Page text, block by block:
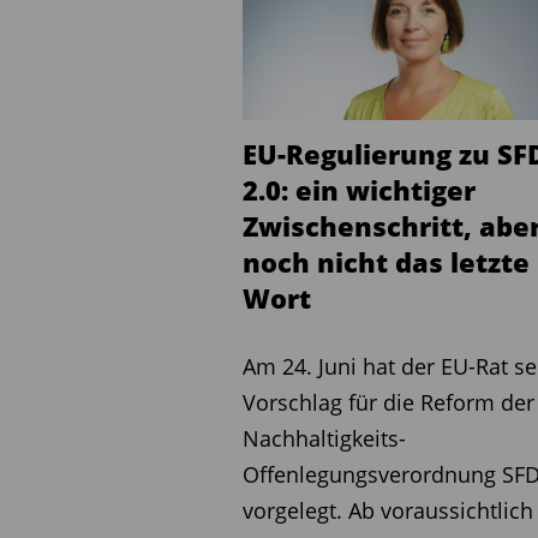
Übertragung der
Noch werden
Berater von den
Gewerbeämtern
Bundesanstalt für
Termin ist der 1. Januar
FinVermV in das
Vermittler und Berater
BaFin registrieren lassen
vor allem das Thema
Umstellung keine
klargestellt, dass die
Gewerbetreibenden zu
EU-Regulierung zu
2.0: ein wichtiger
Zwischenschritt,
noch nicht das letzte
Wort
Am 24. Juni hat der EU-Rat
Vorschlag für die Reform der
Nachhaltigkeits-
Offenlegungsverordnung
vorgelegt. Ab voraussichtlich